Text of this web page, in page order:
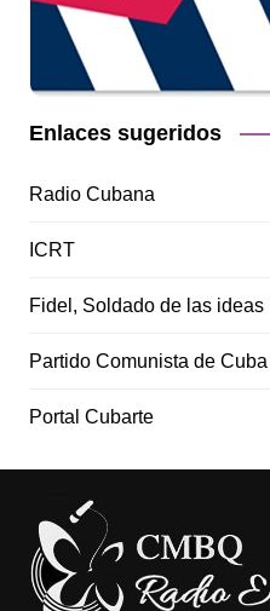
Enlaces sugeridos
Radio Cubana
ICRT
Fidel, Soldado de las ideas
Partido Comunista de Cuba
Portal Cubarte